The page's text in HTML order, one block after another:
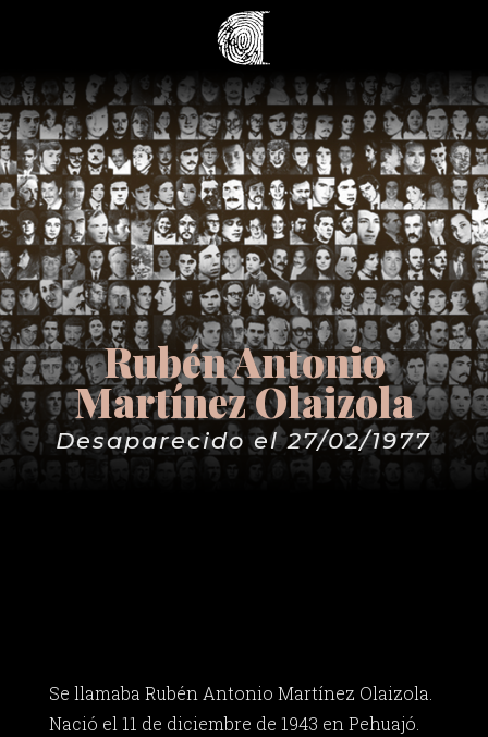
Rubén Antonio
Martínez Olaizola
Desaparecido el 27/02/1977
Se llamaba Rubén Antonio Martínez Olaizola.
Nació el 11 de diciembre de 1943 en Pehuajó.